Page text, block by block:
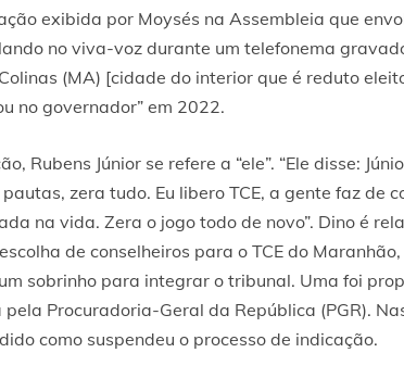
exibida por Moysés na Assembleia que
no viva-voz durante um telefonema
(MA) [cidade do interior que é reduto
no governador” em 2022.
Rubens Júnior se refere a “ele”. “Ele disse:
zera tudo. Eu libero TCE, a gente faz de
na vida. Zera o jogo todo de novo”. Dino é
de conselheiros para o TCE do
sobrinho para integrar o tribunal. Uma foi
Procuradoria-Geral da República (PGR).
como suspendeu o processo de indicação.